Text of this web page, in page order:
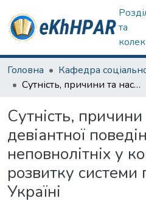
та
Головна
Сутність, причини та наслідки девіантної поведінки неповнолітніх у контексті розвитку системи пробації в Україні
Сутність,
девіантної
неповнолітніх у
розвитку системи
Україні